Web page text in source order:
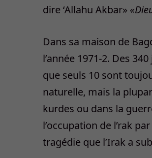
dire ‘Allahu Akbar»
Dans sa maison de
l’année 1971-2. Des
que seuls 10 sont
naturelle, mais la
kurdes ou dans la
l’occupation de l’rak
tragédie que l’Irak a